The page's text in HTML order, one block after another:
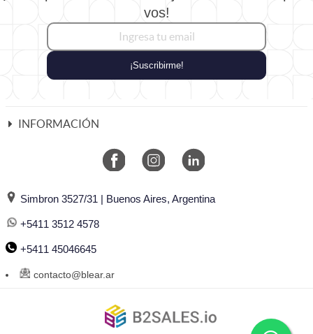
vos!
¡Suscribirme!
INFORMACIÓN
Simbron 3527/31 | Buenos Aires, Argentina
+5411 3512 4578
+5411 45046645
contacto@blear.ar